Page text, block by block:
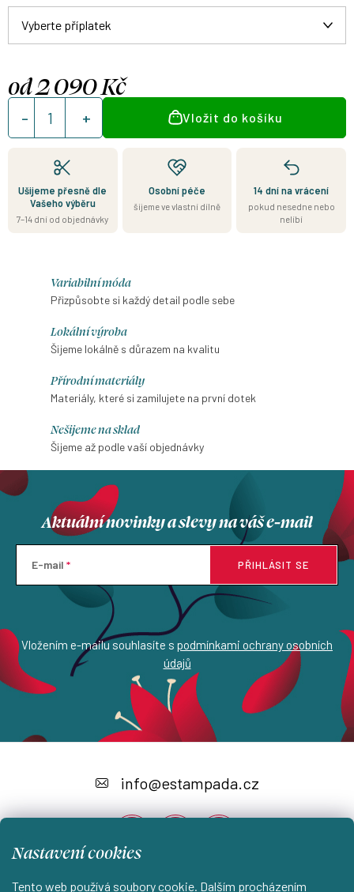
Nastavení cookies
Tento web používá soubory cookie. Dalším procházením
od2 090 Kč
Měrná
cena:
Vložit do košíku
Ušijeme přesně dle
Vašeho výběru
7–14 dní od objednávky
Osobní péče
šijeme ve vlastní dílně
14 dní na vrácení
pokud nesedne nebo
nelíbí
Variabilní móda
Přizpůsobte si každý detail podle sebe
Lokální výroba
Šijeme lokálně s důrazem na kvalitu
Přírodní materiály
Materiály, které si zamilujete na první dotek
Nešijeme na sklad
Šijeme až podle vaší objednávky
Aktuální novinky a slevy na váš e-mail
E-mail
Vložením e-mailu souhlasíte s podmínkami ochrany osobních
údajů
PŘIHLÁSIT SE
p
a
info@estampada.cz